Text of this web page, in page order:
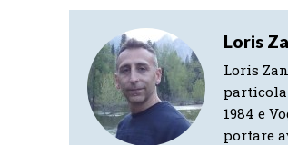
Loris
Loris
1984 e
portare